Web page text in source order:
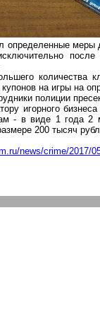
определенные меры
количества
на игры на
полиции
игорного
- в виде 1 года 2
200 тысяч
news/crime/2017/